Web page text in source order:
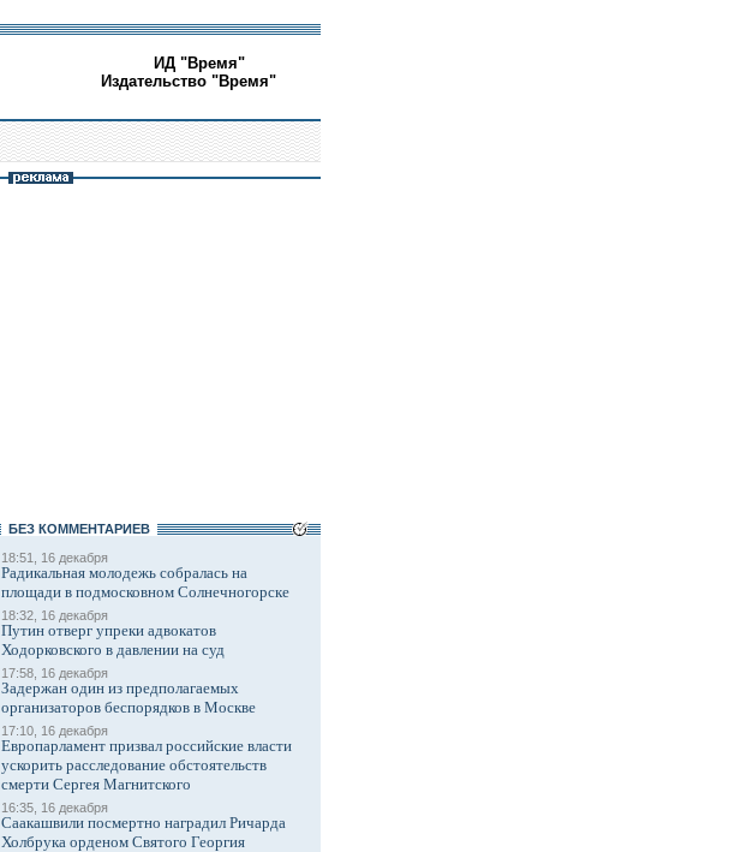
ИД "Время"
Издательство "Время"
БЕЗ КОМMЕНТАРИЕВ
18:51, 16 декабря
Радикальная молодежь собралась на
площади в подмосковном Солнечногорске
18:32, 16 декабря
Путин отверг упреки адвокатов
Ходорковского в давлении на суд
17:58, 16 декабря
Задержан один из предполагаемых
организаторов беспорядков в Москве
17:10, 16 декабря
Европарламент призвал российские власти
ускорить расследование обстоятельств
смерти Сергея Магнитского
16:35, 16 декабря
Саакашвили посмертно наградил Ричарда
Холбрука орденом Святого Георгия